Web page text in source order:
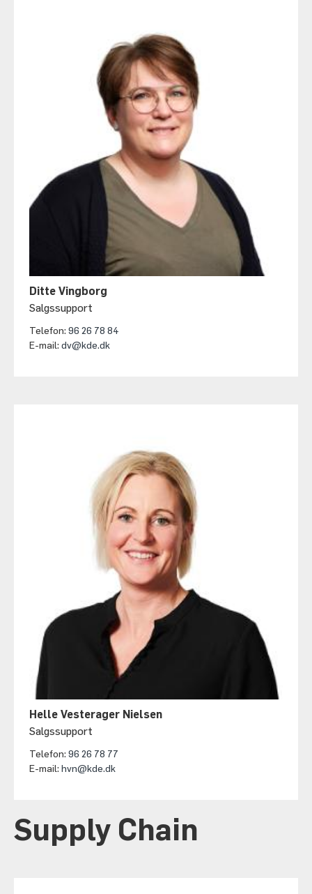
Ditte Vingborg
Salgssupport
Telefon: 96 26 78 84
E-mail: dv@kde.dk
Helle Vesterager Nielsen
Salgssupport
Telefon: 96 26 78 77
E-mail: hvn@kde.dk
Supply Chain